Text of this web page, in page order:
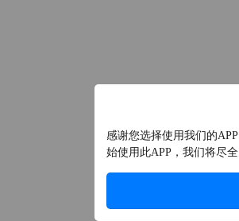
感谢您选择使用我们的
始使用此APP，我们将尽